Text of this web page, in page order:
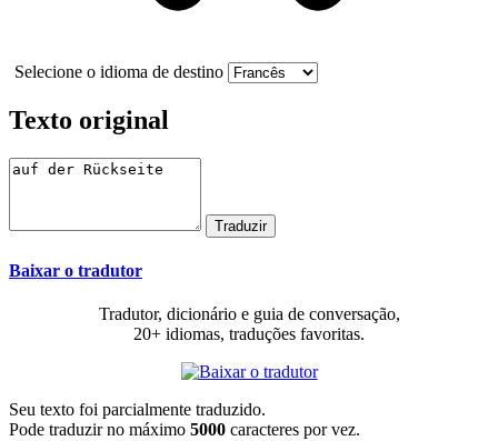
Selecione o idioma de destino
Texto original
Baixar o tradutor
Tradutor, dicionário e guia de conversação,
20+ idiomas, traduções favoritas.
Seu texto foi parcialmente traduzido.
Pode traduzir no máximo 5000 caracteres por vez.